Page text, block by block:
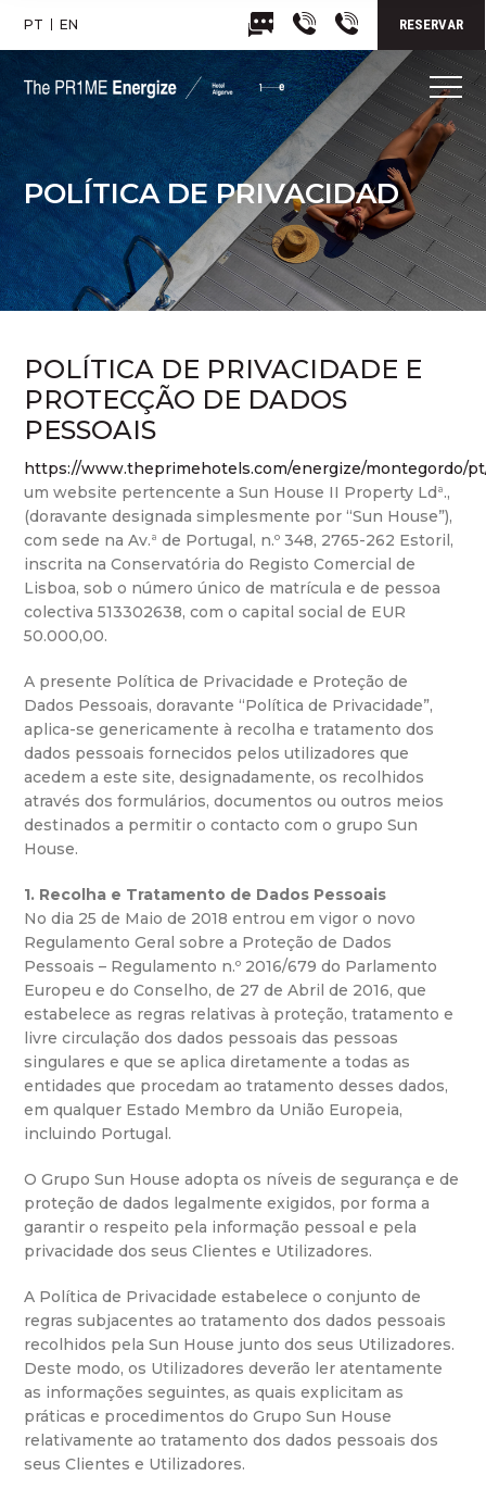
PT EN RESERVAR
POLÍTICA DE PRIVACIDAD
POLÍTICA DE PRIVACIDADE E
PROTECÇÃO DE DADOS
PESSOAIS
https://www.theprimehotels.com/energize/montegordo/
um website pertencente a Sun House II Property Ldª.,
(doravante designada simplesmente por “Sun House”),
com sede na Av.ª de Portugal, n.º 348, 2765-262 Estoril,
inscrita na Conservatória do Registo Comercial de
Lisboa, sob o número único de matrícula e de pessoa
colectiva 513302638, com o capital social de EUR
50.000,00.
A presente Política de Privacidade e Proteção de
Dados Pessoais, doravante “Política de Privacidade”,
aplica-se genericamente à recolha e tratamento dos
dados pessoais fornecidos pelos utilizadores que
acedem a este site, designadamente, os recolhidos
através dos formulários, documentos ou outros meios
destinados a permitir o contacto com o grupo Sun
House.
1. Recolha e Tratamento de Dados Pessoais
No dia 25 de Maio de 2018 entrou em vigor o novo
Regulamento Geral sobre a Proteção de Dados
Pessoais – Regulamento n.º 2016/679 do Parlamento
Europeu e do Conselho, de 27 de Abril de 2016, que
estabelece as regras relativas à proteção, tratamento e
livre circulação dos dados pessoais das pessoas
singulares e que se aplica diretamente a todas as
entidades que procedam ao tratamento desses dados,
em qualquer Estado Membro da União Europeia,
incluindo Portugal.
O Grupo Sun House adopta os níveis de segurança e de
proteção de dados legalmente exigidos, por forma a
garantir o respeito pela informação pessoal e pela
privacidade dos seus Clientes e Utilizadores.
A Política de Privacidade estabelece o conjunto de
regras subjacentes ao tratamento dos dados pessoais
recolhidos pela Sun House junto dos seus Utilizadores.
Deste modo, os Utilizadores deverão ler atentamente
as informações seguintes, as quais explicitam as
práticas e procedimentos do Grupo Sun House
relativamente ao tratamento dos dados pessoais dos
seus Clientes e Utilizadores.